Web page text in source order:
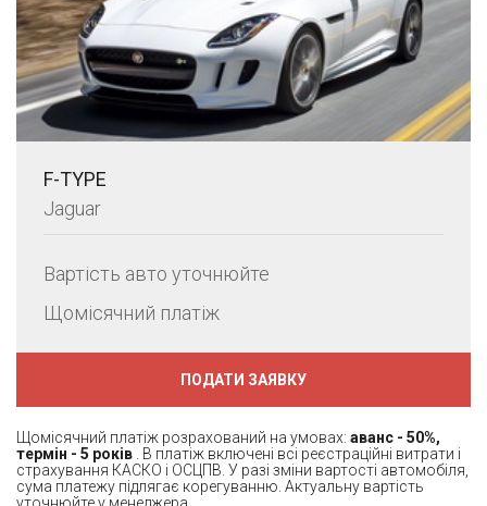
F-TYPE
Jaguar
Вартість авто уточнюйте
Щомісячний платіж
ПОДАТИ ЗАЯВКУ
Щомісячний платіж розрахований на умовах: аванс - 50%,
термін - 5 років . В платіж включені всі реєстраційні витрати і
страхування КАСКО і ОСЦПВ. У разі зміни вартості автомобіля,
сума платежу підлягає корегуванню. Актуальну вартість